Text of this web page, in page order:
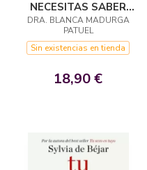
NECESITAS SABER
SOBRE EL PENE Y
NUNCA TE ATREVISTE A
PREGUNTAR
DRA. BLANCA MADURGA
PATUEL
Sin existencias en tienda
18,90 €